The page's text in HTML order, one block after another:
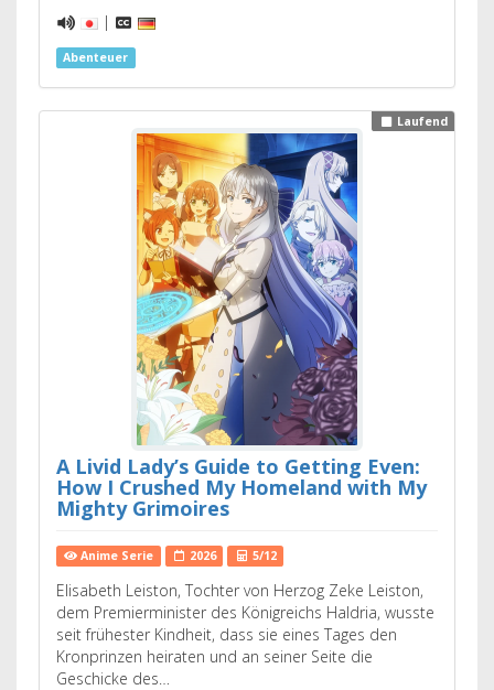
|
Abenteuer
Laufend
A Livid Lady’s Guide to Getting Even:
How I Crushed My Homeland with My
Mighty Grimoires
Anime Serie 2026 5/12
Elisabeth Leiston, Tochter von Herzog Zeke Leiston,
dem Premierminister des Königreichs Haldria, wusste
seit frühester Kindheit, dass sie eines Tages den
Kronprinzen heiraten und an seiner Seite die
Geschicke des…